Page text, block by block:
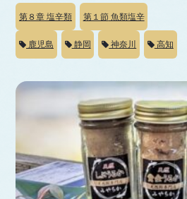
第８章 塩辛類 第１節魚類塩辛
鹿児島 静岡 神奈川 高知